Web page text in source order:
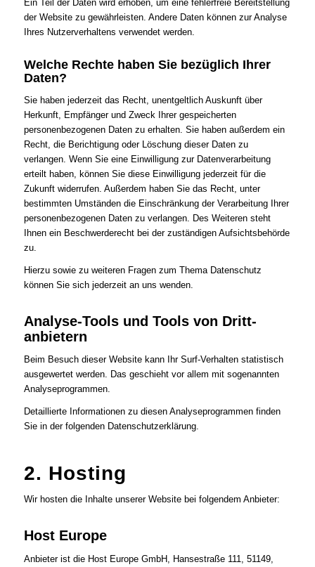
Ein Teil der Daten wird erhoben, um eine fehlerfreie Bereitstellung
der Website zu gewährleisten. Andere Daten können zur Analyse
Ihres Nutzerverhaltens verwendet werden.
Welche Rechte haben Sie bezüglich Ihrer
Daten?
Sie haben jederzeit das Recht, unentgeltlich Auskunft über
Herkunft, Empfänger und Zweck Ihrer gespeicherten
personenbezogenen Daten zu erhalten. Sie haben außerdem ein
Recht, die Berichtigung oder Löschung dieser Daten zu
verlangen. Wenn Sie eine Einwilligung zur Datenverarbeitung
erteilt haben, können Sie diese Einwilligung jederzeit für die
Zukunft widerrufen. Außerdem haben Sie das Recht, unter
bestimmten Umständen die Einschränkung der Verarbeitung Ihrer
personenbezogenen Daten zu verlangen. Des Weiteren steht
Ihnen ein Beschwerderecht bei der zuständigen Aufsichtsbehörde
zu.
Hierzu sowie zu weiteren Fragen zum Thema Datenschutz
können Sie sich jederzeit an uns wenden.
Analyse-Tools und Tools von Dritt­
anbietern
Beim Besuch dieser Website kann Ihr Surf-Verhalten statistisch
ausgewertet werden. Das geschieht vor allem mit sogenannten
Analyseprogrammen.
Detaillierte Informationen zu diesen Analyseprogrammen finden
Sie in der folgenden Datenschutzerklärung.
2. Hosting
Wir hosten die Inhalte unserer Website bei folgendem Anbieter:
Host Europe
Anbieter ist die Host Europe GmbH, Hansestraße 111, 51149,